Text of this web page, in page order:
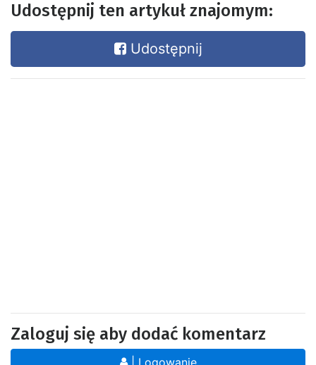
Udostępnij ten artykuł znajomym:
Udostępnij
Zaloguj się aby dodać komentarz